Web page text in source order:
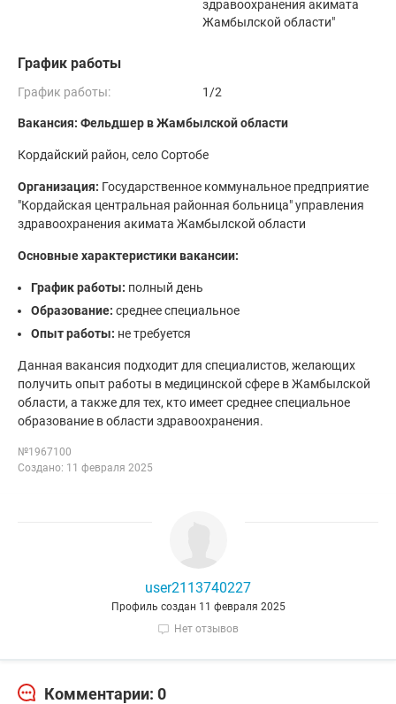
здравоохранения акимата
Жамбылской области"
График работы
График работы: 1/2
Вакансия: Фельдшер в Жамбылской области
Кордайский район, село Сортобе
Организация: Государственное коммунальное предприятие
"Кордайская центральная районная больница" управления
здравоохранения акимата Жамбылской области
Основные характеристики вакансии:
График работы: полный день
Образование: среднее специальное
Опыт работы: не требуется
Данная вакансия подходит для специалистов, желающих
получить опыт работы в медицинской сфере в Жамбылской
области, а также для тех, кто имеет среднее специальное
образование в области здравоохранения.
№1967100
Создано: 11 февраля 2025
user2113740227
Профиль создан 11 февраля 2025
Нет отзывов
Комментарии: 0